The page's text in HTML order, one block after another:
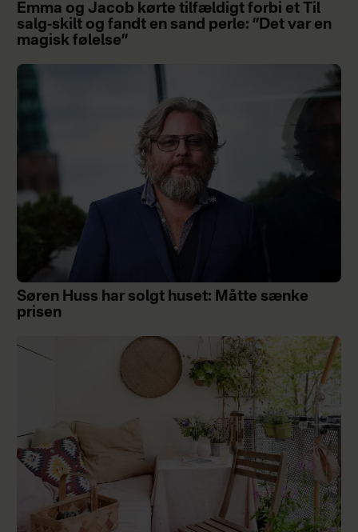
Emma og Jacob kørte tilfældigt forbi et Til
salg-skilt og fandt en sand perle: ”Det var en
magisk følelse”
Søren Huss har solgt huset: Måtte sænke
prisen